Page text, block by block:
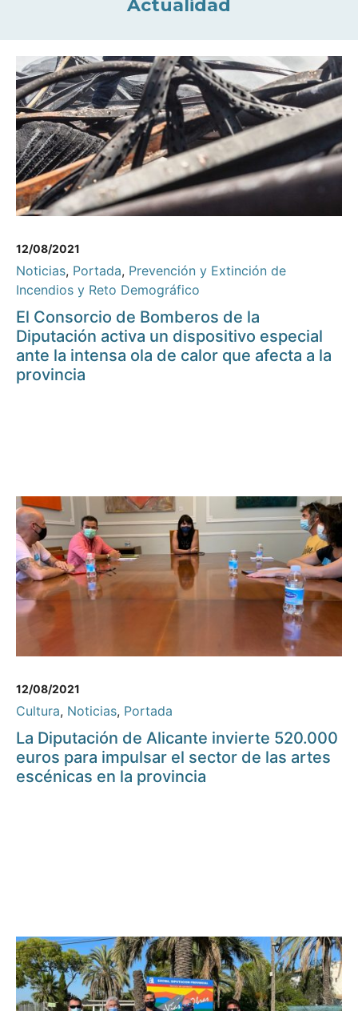
Actualidad
12/08/2021
Noticias, Portada, Prevención y Extinción de
Incendios y Reto Demográfico
El Consorcio de Bomberos de la
Diputación activa un dispositivo especial
ante la intensa ola de calor que afecta a la
provincia
12/08/2021
Cultura, Noticias, Portada
La Diputación de Alicante invierte 520.000
euros para impulsar el sector de las artes
escénicas en la provincia